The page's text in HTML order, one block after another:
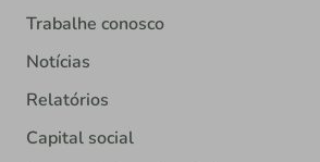
Trabalhe conosco
Notícias
Relatórios
Capital social